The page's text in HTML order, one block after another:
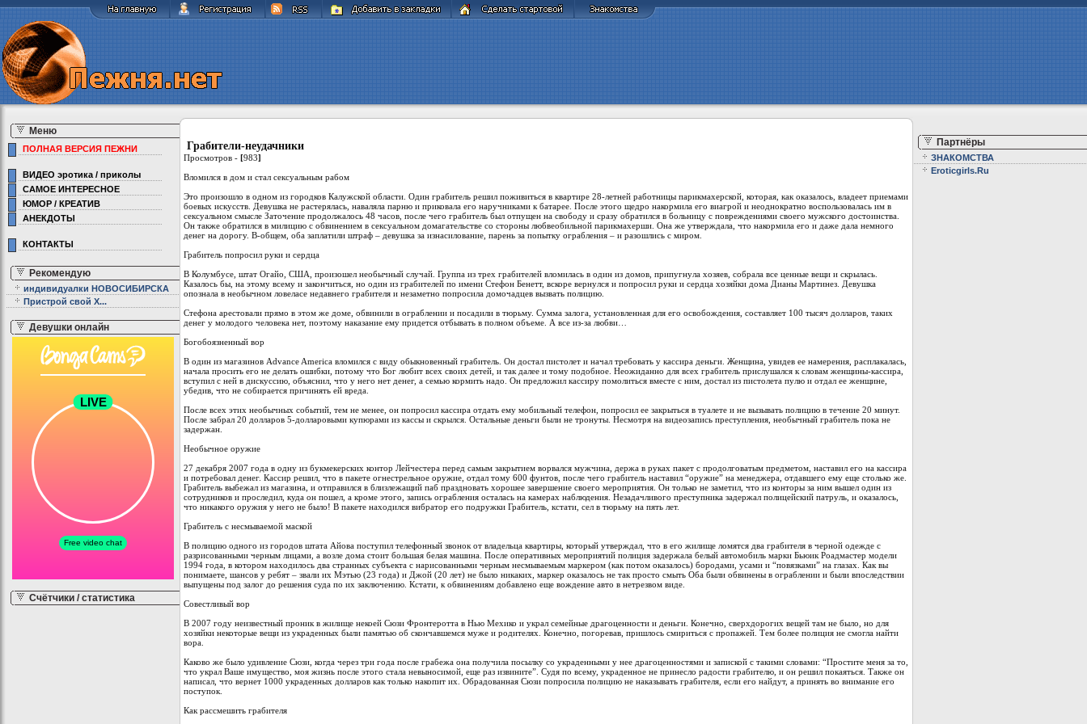
Меню
ПОЛНАЯ ВЕРСИЯ ПЕЖНИ
ВИДЕО эротика / приколы
САМОЕ ИНТЕРЕСНОЕ
ЮМОР / КРЕАТИВ
АНЕКДОТЫ
КОНТАКТЫ
Рекомендую
индивидуалки НОВОСИБИРСКА
Пристрой свой Х...
Девушки онлайн
Счётчики / статистика
Грабители-неудачники
Просмотров - [983]
Вломился в дом и стал сексуальным рабом
Это произошло в одном из городков Калужской области. Один грабитель решил поживиться в квартире 28-летней работницы парикмахерской, которая, как оказалось, владеет приемами
боевых искусств. Девушка не растерялась, наваляла парню и приковала его наручниками к батарее. После этого щедро накормила его виагрой и неоднократно воспользовалась им в
сексуальном смысле Заточение продолжалось 48 часов, после чего грабитель был отпущен на свободу и сразу обратился в больницу с повреждениями своего мужского достоинства.
Он также обратился в милицию с обвинением в сексуальном домагательстве со стороны любвеобильной парикмахерши. Она же утверждала, что накормила его и даже дала немного
денег на дорогу. В-общем, оба заплатили штраф – девушка за изнасилование, парень за попытку ограбления – и разошлись с миром.
Грабитель попросил руки и сердца
В Колумбусе, штат Огайо, США, произошел необычный случай. Группа из трех грабителей вломилась в один из домов, припугнула хозяев, собрала все ценные вещи и скрылась.
Казалось бы, на этому всему и закончиться, но один из грабителей по имени Стефон Бенетт, вскоре вернулся и попросил руки и сердца хозяйки дома Дианы Мартинез. Девушка
опознала в необычном ловеласе недавнего грабителя и незаметно попросила домочадцев вызвать полицию.
Стефона арестовали прямо в этом же доме, обвинили в ограблении и посадили в тюрьму. Сумма залога, установленная для его освобождения, составляет 100 тысяч долларов, таких
денег у молодого человека нет, поэтому наказание ему придется отбывать в полном объеме. А все из-за любви…
Богобоязненный вор
В один из магазинов Advance America вломился с виду обыкновенный грабитель. Он достал пистолет и начал требовать у кассира деньги. Женщина, увидев ее намерения, расплакалась,
начала просить его не делать ошибки, потому что Бог любит всех своих детей, и так далее и тому подобное. Неожиданно для всех грабитель прислушался к словам женщины-кассира,
вступил с ней в дискуссию, объяснил, что у него нет денег, а семью кормить надо. Он предложил кассиру помолиться вместе с ним, достал из пистолета пулю и отдал ее женщине,
убедив, что не собирается причинять ей вреда.
После всех этих необычных событий, тем не менее, он попросил кассира отдать ему мобильный телефон, попросил ее закрыться в туалете и не вызывать полицию в течение 20 минут.
После забрал 20 долларов 5-долларовыми купюрами из кассы и скрылся. Остальные деньги были не тронуты. Несмотря на видеозапись преступления, необычный грабитель пока не
задержан.
Необычное оружие
27 декабря 2007 года в одну из букмекерских контор Лейчестера перед самым закрытием ворвался мужчина, держа в руках пакет с продолговатым предметом, наставил его на кассира
и потребовал денег. Кассир решил, что в пакете огнестрельное оружие, отдал тому 600 фунтов, после чего грабитель наставил “оружие” на менеджера, отдавшего ему еще столько же.
Грабитель выбежал из магазина, и отправился в близлежащий паб праздновать хорошее завершение своего мероприятия. Он только не заметил, что из конторы за ним вышел один из
сотрудников и проследил, куда он пошел, а кроме этого, запись ограбления осталась на камерах наблюдения. Незадачливого преступника задержал полицейский патруль, и оказалось,
что никакого оружия у него не было! В пакете находился вибратор его подружки Грабитель, кстати, сел в тюрьму на пять лет.
Грабитель с несмываемой маской
В полицию одного из городов штата Айова поступил телефонный звонок от владельца квартиры, который утверждал, что в его жилище ломятся два грабителя в черной одежде с
разрисованными черным лицами, а возле дома стоит большая белая машина. После оперативных мероприятий полиция задержала белый автомобиль марки Бьюик Роадмастер модели
1994 года, в котором находилось два странных субъекта с нарисованными черным несмываемым маркером (как потом оказалось) бородами, усами и “повязками” на глазах. Как вы
понимаете, шансов у ребят – звали их Мэтью (23 года) и Джой (20 лет) не было никаких, маркер оказалось не так просто смыть Оба были обвинены в ограблении и были впоследствии
выпущены под залог до решения суда по их заключению. Кстати, к обвинениям добавлено еще вождение авто в нетрезвом виде.
Совестливый вор
В 2007 году неизвестный проник в жилище некоей Сюзи Фронтеротта в Нью Мехико и украл семейные драгоценности и деньги. Конечно, сверхдорогих вещей там не было, но для
хозяйки некоторые вещи из украденных были памятью об скончавшемся муже и родителях. Конечно, погоревав, пришлось смириться с пропажей. Тем более полиция не смогла найти
вора.
Каково же было удивление Сюзи, когда через три года после грабежа она получила посылку со украденными у нее драгоценностями и запиской с такими словами: “Простите меня за то,
что украл Ваше имущество, моя жизнь после этого стала невыносимой, еще раз извините”. Судя по всему, украденное не принесло радости грабителю, и он решил покаяться. Также он
написал, что вернет 1000 украденных долларов как только накопит их. Обрадованная Сюзи попросила полицию не наказывать грабителя, если его найдут, а принять во внимание его
поступок.
Как рассмешить грабителя
Партнёры
ЗНАКОМСТВА
Eroticgirls.Ru